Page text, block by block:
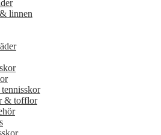
linnen
& tofflor